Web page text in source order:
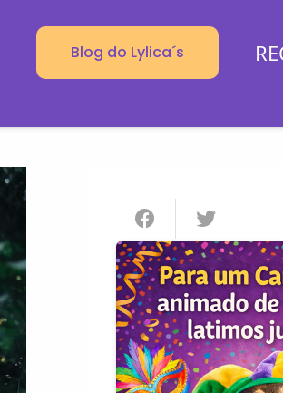
Blog do Lylica´s